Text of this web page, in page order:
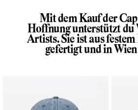
Mit dem Kauf der
Hoffnung unterstützt du
Artists. Sie ist aus
gefertigt und in